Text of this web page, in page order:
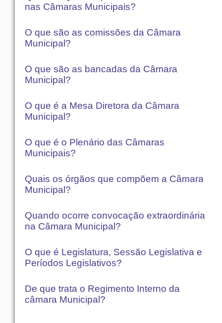
nas Câmaras Municipais?
O que são as comissões da Câmara
Municipal?
O que são as bancadas da Câmara
Municipal?
O que é a Mesa Diretora da Câmara
Municipal?
O que é o Plenário das Câmaras
Municipais?
Quais os órgãos que compõem a Câmara
Municipal?
Quando ocorre convocação extraordinária
na Câmara Municipal?
O que é Legislatura, Sessão Legislativa e
Períodos Legislativos?
De que trata o Regimento Interno da
câmara Municipal?